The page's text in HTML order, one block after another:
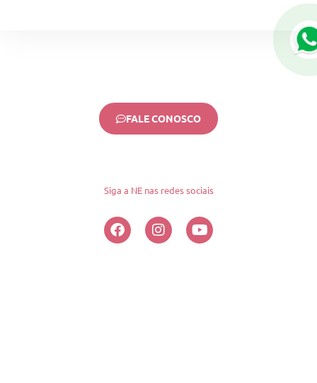
FALE CONOSCO
Siga a NE nas redes sociais